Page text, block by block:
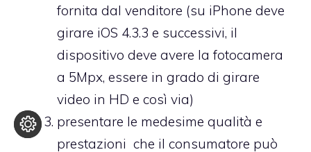
fornita dal venditore (su iPhone deve
girare iOS 4.3.3 e successivi, il
dispositivo deve avere la fotocamera
a 5Mpx, essere in grado di girare
video in HD e così via)
presentare le medesime qualità e
prestazioni che il consumatore può